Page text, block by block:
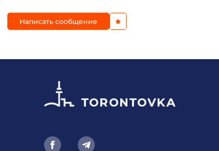
Написать сообщение